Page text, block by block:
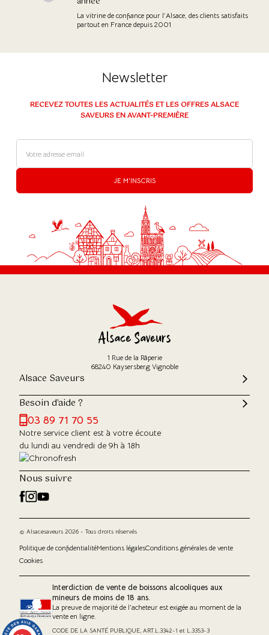
La vitrine de confiance pour l’Alsace, des clients satisfaits
partout en France depuis 2001
Newsletter
RECEVEZ TOUTES LES ACTUALITÉS ET LES OFFRES ALSACE
SAVEURS EN AVANT-PREMIÈRE
JE M'INSCRIS
1 Rue de la Râperie
68240 Kaysersberg Vignoble
Alsace Saveurs
Besoin d'aide ?
03 89 71 70 55
Notre service client est à votre écoute
du lundi au vendredi de 9h à 18h
Nous suivre
© Alsacesaveurs 2026 - Tous droits réservés
Politique de confidentialitéMentions légalesConditions générales de vente
Cookies
Interdiction de vente de boissons alcooliques aux
mineurs de moins de 18 ans.
La preuve de majorité de l'acheteur est exigée au moment de la
vente en ligne.
CODE DE LA SANTÉ PUBLIQUE, ART.L.3342-1 et L.3353-3